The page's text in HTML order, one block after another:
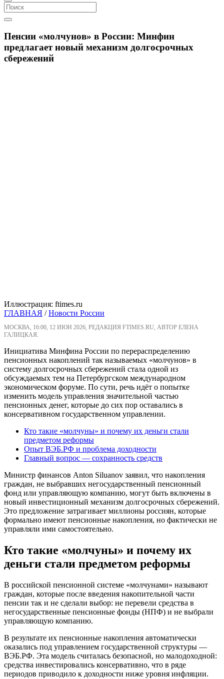
Пенсии «молчунов» в России: Минфин
предлагает новый механизм долгосрочных
сбережений
Иллюстрация: ftimes.ru
ГЛАВНАЯ /Новости России
МОСКВА, 16:00, 12 ИЮН 2026, РЕДАКЦИЯ FTIMES.RU, АВТОР ЕЛЕНА
ГАЛИЦКАЯ.
Инициатива Минфина России по перераспределению
пенсионных накоплений так называемых «молчунов» в
систему долгосрочных сбережений стала одной из
обсуждаемых тем на Петербургском международном
экономическом форуме. По сути, речь идёт о попытке
изменить модель управления значительной частью
пенсионных денег, которые до сих пор оставались в
консервативном государственном управлении.
Кто такие «молчуны» и почему их деньги стали
предметом реформы
Опыт ВЭБ.РФ и проблема доходности
Главный вопрос — сохранность средств
Министр финансов Anton Siluanov заявил, что накопления
граждан, не выбравших негосударственный пенсионный
фонд или управляющую компанию, могут быть включены в
новый инвестиционный механизм долгосрочных сбережений.
Это предложение затрагивает миллионы россиян, которые
формально имеют пенсионные накопления, но фактически не
управляли ими самостоятельно.
Кто такие «молчуны» и почему их
деньги стали предметом реформы
В российской пенсионной системе «молчунами» называют
граждан, которые после введения накопительной части
пенсии так и не сделали выбор: не перевели средства в
негосударственные пенсионные фонды (НПФ) и не выбрали
управляющую компанию.
В результате их пенсионные накопления автоматически
оказались под управлением государственной структуры —
ВЭБ.РФ. Эта модель считалась безопасной, но малодоходной:
средства инвестировались консервативно, что в ряде
периодов приводило к доходности ниже уровня инфляции.